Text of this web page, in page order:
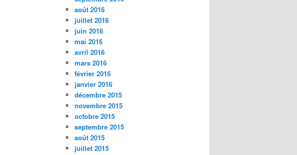
août 2016
juillet 2016
juin 2016
mai 2016
avril 2016
mars 2016
février 2016
janvier 2016
décembre 2015
novembre 2015
octobre 2015
septembre 2015
août 2015
juillet 2015